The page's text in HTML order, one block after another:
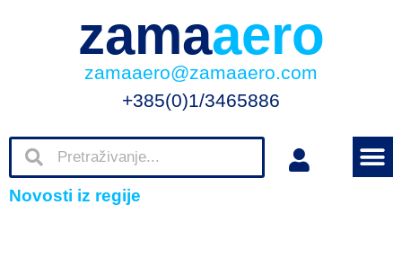
zamaaero
zamaaero@zamaaero.com
+385(0)1/3465886
Novosti iz regije